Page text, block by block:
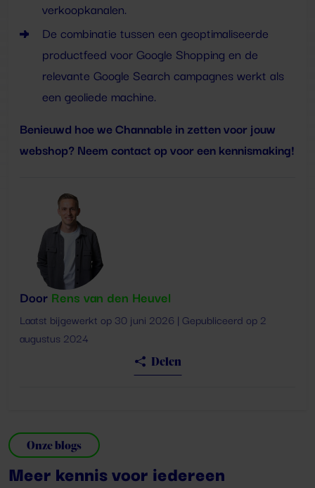
verkoopkanalen.
De combinatie tussen een geoptimaliseerde
productfeed voor Google Shopping en de
relevante Google Search campagnes werkt als
een geoliede machine.
Benieuwd hoe we Channable in zetten voor jouw
webshop? Neem contact op voor een kennismaking!
Door Rens van den Heuvel
Laatst bijgewerkt op 30 juni 2026 | Gepubliceerd op 2
augustus 2024
Delen
Onze blogs
Meer kennis voor iedereen